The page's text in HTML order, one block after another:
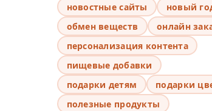
новостные сайты
новый
обмен веществ
онлайн
персонализация контента
пищевые добавки
подарки детям
подарки
полезные продукты